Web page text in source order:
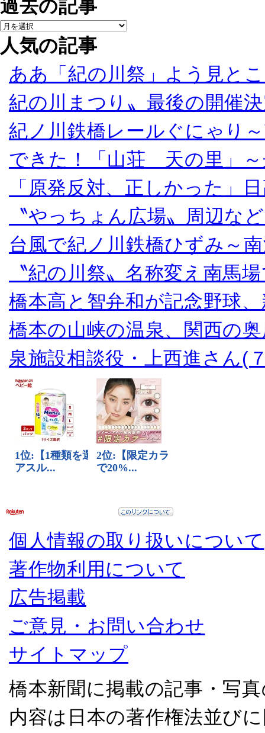
過去の記事
人気の記事
ああ「紀の川祭」よう見と
紀の川まつり〟最後の開催
紀ノ川鉄橋レールぐにゃり
できた！「山荘 天の里」～
「原発反対、正しかった」
〝やっちょん広場〟周辺な
台風で紀ノ川鉄橋ひずみ～
〝紀の川祭〟名称変え南馬
橋本高と智弁和が記念野球
橋本の山峡の温泉、関西の
泉施設相談役・上西進さん(
個人情報の取り扱いについて
著作物利用について
広告掲載
ご意見・お問い合わせ
サイトマップ
橋本新聞に掲載の記事・写
内容は日本の著作権法並び